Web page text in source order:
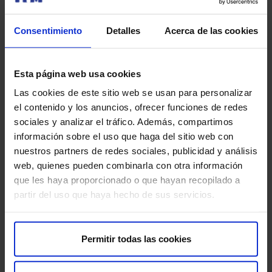
Consentimiento Detalles Acerca de las cookies
Esta página web usa cookies
Las cookies de este sitio web se usan para personalizar
el contenido y los anuncios, ofrecer funciones de redes
sociales y analizar el tráfico. Además, compartimos
información sobre el uso que haga del sitio web con
nuestros partners de redes sociales, publicidad y análisis
web, quienes pueden combinarla con otra información
que les haya proporcionado o que hayan recopilado a
partir del uso que haya hecho de sus servicios.
Permitir todas las cookies
Para la broncoscopia no hace falta ingresar, se realiza
bajo sedación por parte del anestesista y al despertar el
Para la poligrafía con watchpat, el Hospital Universitario
HM Montepríncipe dispone del dispositivo, que se
entrega al paciente.